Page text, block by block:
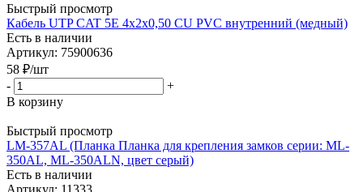
Быстрый просмотр
Кабель UTP CAT 5E 4x2x0,50 CU PVC внутренний (медный)
Есть в наличии
Артикул: 75900636
58 ₽/шт
-
+
В корзину
Быстрый просмотр
LM-357AL (Планка Планка для крепления замков серии: ML-
350AL, ML-350ALN, цвет серый)
Есть в наличии
Артикул: 11333